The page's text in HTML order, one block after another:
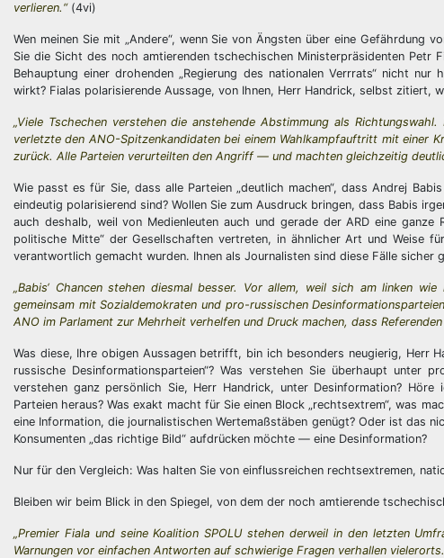
verlieren.“(4vi)
Wen meinen Sie mit „Andere“, wenn Sie von Ängsten über eine Gefährdung
Sie die Sicht des noch amtierenden tschechischen Ministerpräsidenten Petr
Behauptung einer drohenden „Regierung des nationalen Verrrats“ nicht
wirkt? Fialas polarisierende Aussage, von Ihnen, Herr Handrick, selbst zitiert,
„Viele Tschechen verstehen die anstehende Abstimmung als
verletzte den ANO-Spitzenkandidaten bei einem Wahlkampfauftritt mit einer
zurück. Alle Parteien verurteilten den Angriff — und machten gleichzeitig
Wie passt es für Sie, dass alle Parteien „deutlich machen“, dass Andrej
eindeutig polarisierend sind? Wollen Sie zum Ausdruck bringen, dass Babis
auch deshalb, weil von Medienleuten auch und gerade der ARD eine
politische Mitte“ der Gesellschaften vertreten, in ähnlicher Art und Weise
verantwortlich gemacht wurden. Ihnen als Journalisten sind diese Fälle sicher
„Babis‘ Chancen stehen diesmal besser. Vor allem, weil sich am linken
gemeinsam mit Sozialdemokraten und pro-russischen
ANO im Parlament zur Mehrheit verhelfen und Druck machen, dass
Was diese, Ihre obigen Aussagen betrifft, bin ich besonders neugierig, Herr
russische Desinformationsparteien“? Was verstehen Sie überhaupt
verstehen ganz persönlich Sie, Herr Handrick, unter Desinformation?
Parteien heraus? Was exakt macht für Sie einen Block „rechtsextrem“, was
eine Information, die journalistischen Wertemaßstäben genügt? Oder ist das
Konsumenten „das richtige Bild“ aufdrücken möchte — eine Desinformation?
Nur für den Vergleich: Was halten Sie von einflussreichen rechtsextremen,
Bleiben wir beim Blick in den Spiegel, von dem der noch amtierende
„Premier Fiala und seine Koalition SPOLU stehen derweil in den letzten
Warnungen vor einfachen Antworten auf schwierige Fragen verhallen